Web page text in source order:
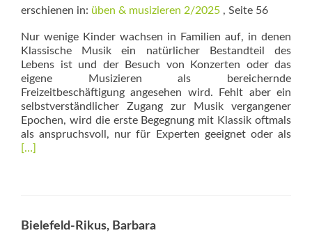
erschienen in: üben & musizieren 2/2025 , Seite 56
Nur wenige Kinder wachsen in Familien auf, in denen
Klassische Musik ein natürlicher Bestandteil des
Lebens ist und der Besuch von Konzerten oder das
eigene Musizieren als bereichernde
Freizeitbeschäftigung angesehen wird. Fehlt aber ein
selbstverständ­licher Zugang zur Musik vergangener
Epochen, wird die erste Begegnung mit Klassik oftmals
als anspruchsvoll, nur für Experten geeignet oder als
[…]
Bielefeld-Rikus, Barbara